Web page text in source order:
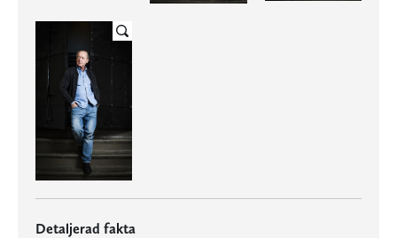
Detaljerad fakta